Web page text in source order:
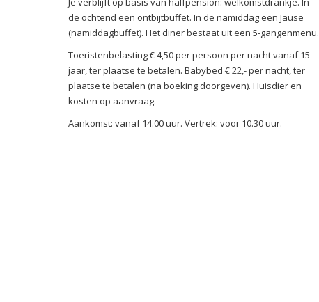
de ochtend een ontbijtbuffet. In de namiddag een Jause
(namiddagbuffet). Het diner bestaat uit een 5-gangenmenu.
Toeristenbelasting € 4,50 per persoon per nacht vanaf 15
jaar, ter plaatse te betalen. Babybed € 22,- per nacht, ter
plaatse te betalen (na boeking doorgeven). Huisdier en
kosten op aanvraag.
Aankomst: vanaf 14.00 uur. Vertrek: voor 10.30 uur.